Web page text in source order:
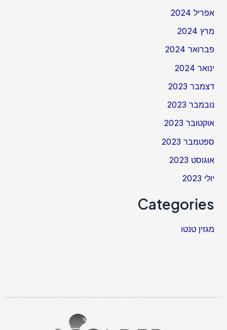
אפריל 2024
מרץ 2024
פברואר 2024
ינואר 2024
דצמבר 2023
נובמבר 2023
אוקטובר 2023
ספטמבר 2023
אוגוסט 2023
יולי 2023
Categories
מגזין טנטו